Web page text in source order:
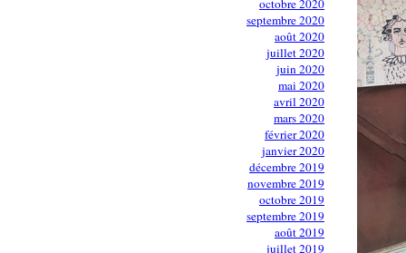
octobre 2020
septembre 2020
août 2020
juillet 2020
juin 2020
mai 2020
avril 2020
mars 2020
février 2020
janvier 2020
décembre 2019
novembre 2019
octobre 2019
septembre 2019
août 2019
juillet 2019